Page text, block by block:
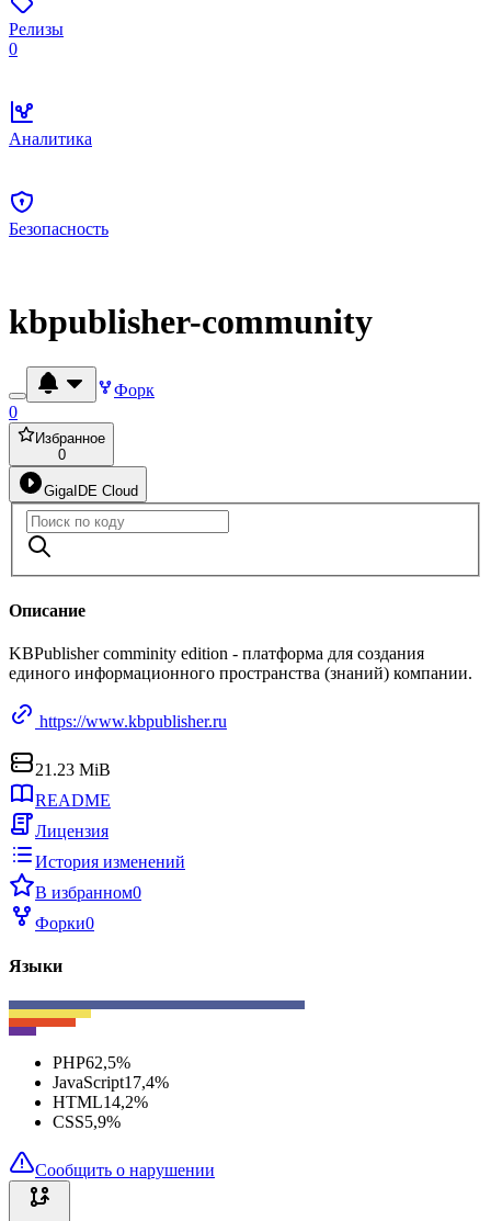
Релизы
0
Аналитика
Безопасность
kbpublisher-community
Форк
0
Избранное
0
GigaIDE Cloud
Описание
KBPublisher comminity edition - платформа для создания
единого информационного пространства (знаний) компании.
https://www.kbpublisher.ru
21.23 MiB
README
Лицензия
История изменений
В избранном0
Форки0
Языки
PHP62,5%
JavaScript17,4%
HTML14,2%
CSS5,9%
Сообщить о нарушении